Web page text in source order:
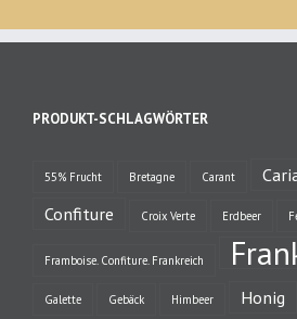
PRODUKT-SCHLAGWÖRTER
55% Frucht Bretagne Carant
Confiture Croix Verte Erdbeer
Framboise. Confiture. Frankreich
Galette Gebäck Himbeer Honig